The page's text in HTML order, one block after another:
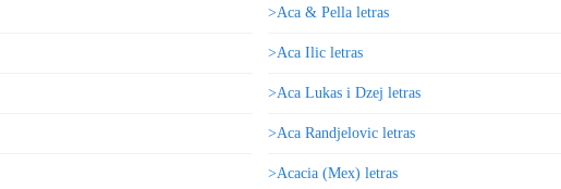
>Aca & Pella letras
>Aca Ilic letras
>Aca Lukas i Dzej letras
>Aca Randjelovic letras
>Acacia (Mex) letras